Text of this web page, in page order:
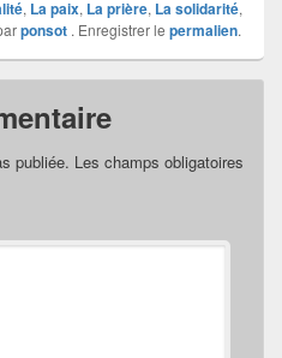
, La paix, La prière, La solidarité,
ponsot . Enregistrer le permalien.
publiée. Les champs obligatoires